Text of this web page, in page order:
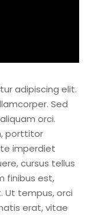
adipiscing elit.
Sed
orci.
porttitor
imperdiet
cursus tellus
finibus est,
Ut tempus, orci
erat, vitae